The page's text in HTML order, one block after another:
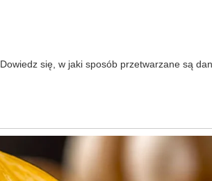
Dowiedz się, w jaki sposób przetwarzane są